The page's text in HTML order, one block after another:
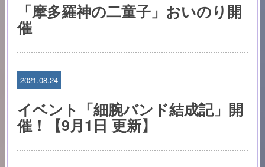
「摩多羅神の二童子」おいのり開
催
2021.08.24
イベント「細腕バンド結成記」開
催！【9月1日 更新】